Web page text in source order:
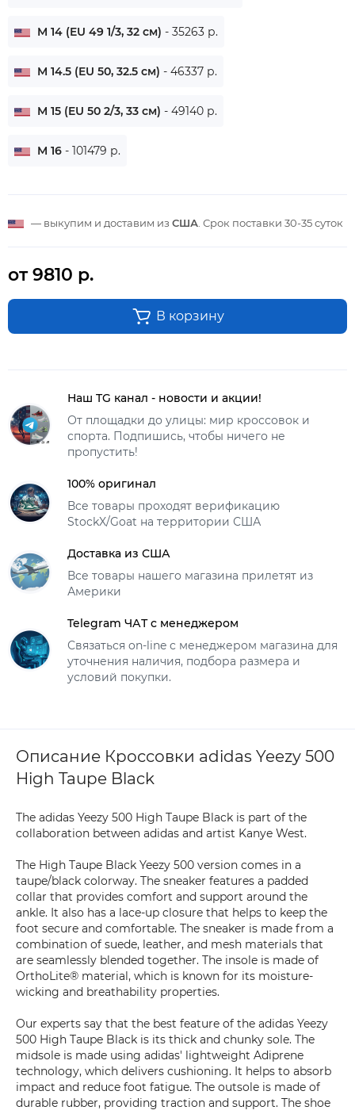
M 14 (EU 49 1/3, 32 см) - 35263 р.
M 14.5 (EU 50, 32.5 см) - 46337 р.
M 15 (EU 50 2/3, 33 см) - 49140 р.
M 16 - 101479 р.
— выкупим и доставим из США . Срок поставки 30-35 суток
от 9810 р.
В корзину
Наш TG канал - новости и акции!
От площадки до улицы: мир кроссовок и
спорта. Подпишись, чтобы ничего не
пропустить!
100% оригинал
Все товары проходят верификацию
StockX/Goat на территории США
Доставка из США
Все товары нашего магазина прилетят из
Америки
Telegram ЧАТ с менеджером
Связаться on-line с менеджером магазина для
уточнения наличия, подбора размера и
условий покупки.
Описание Кроссовки adidas Yeezy 500
High Taupe Black
The adidas Yeezy 500 High Taupe Black is part of the
collaboration between adidas and artist Kanye West.
The High Taupe Black Yeezy 500 version comes in a
taupe/black colorway. The sneaker features a padded
collar that provides comfort and support around the
ankle. It also has a lace-up closure that helps to keep the
foot secure and comfortable. The sneaker is made from a
combination of suede, leather, and mesh materials that
are seamlessly blended together. The insole is made of
OrthoLite® material, which is known for its moisture-
wicking and breathability properties.
Our experts say that the best feature of the adidas Yeezy
500 High Taupe Black is its thick and chunky sole. The
midsole is made using adidas' lightweight Adiprene
technology, which delivers cushioning. It helps to absorb
impact and reduce foot fatigue. The outsole is made of
durable rubber, providing traction and support. The shoe